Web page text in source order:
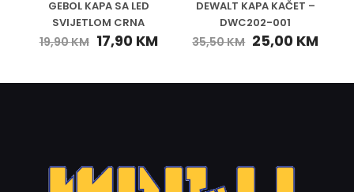
GEBOL KAPA SA LED
SVIJETLOM CRNA
19,90KM 17,90 KM
DEWALT KAPA KAČET –
DWC202-001
35,50KM 25,00 KM